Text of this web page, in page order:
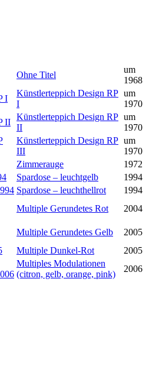
Ohne Titel
um
1968
Künstlerteppich Design RP
I
um
1970
Künstlerteppich Design RP
II
um
1970
Künstlerteppich Design RP
III
um
1970
Zimmerauge
1972
Spardose – leuchtgelb
1994
Spardose – leuchthellrot
1994
Multiple Gerundetes Rot
2004
Multiple Gerundetes Gelb
2005
Multiple Dunkel-Rot
2005
Multiples Modulationen
(citron, gelb, orange, pink)
2006